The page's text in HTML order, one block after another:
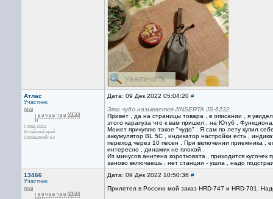
Атлас
Участник
с мар 2021
Алтайский край
Сообщений: 63
Дата: 09 Дек 2022 05:04:20 #
Это чудо называется-JINSERTA JS-6232
Привет , да на страницы товара , в описании , я
этого карапуза что к вам пришел , на Ютуб .
Может прикуплю такое "чудо" . Я сам по лету купил
аккумулятор BL 5C , индикатор настройки есть ,
переход через 10 песен . При включении приемника ,
интересно , динамик не плохой .
Из минусов аннтена коротковата , приходится
заново включаешь , нет станции - ушла , надо
13466
Участник
Дата: 09 Дек 2022 10:50:36 #
Прилетел в Россию мой заказ HRD-747 и HRD-701.